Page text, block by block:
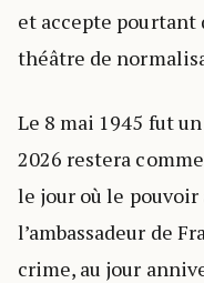
et accepte pourtant
théâtre de
Le 8 mai 1945 fut
2026 restera
le jour où le
l’ambassadeur de
crime, au jour